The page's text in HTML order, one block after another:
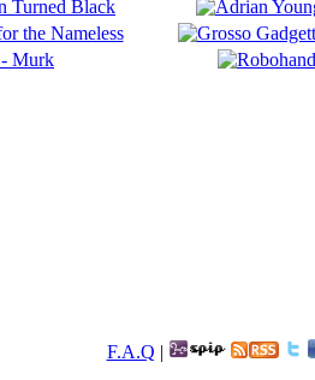
F.A.Q |